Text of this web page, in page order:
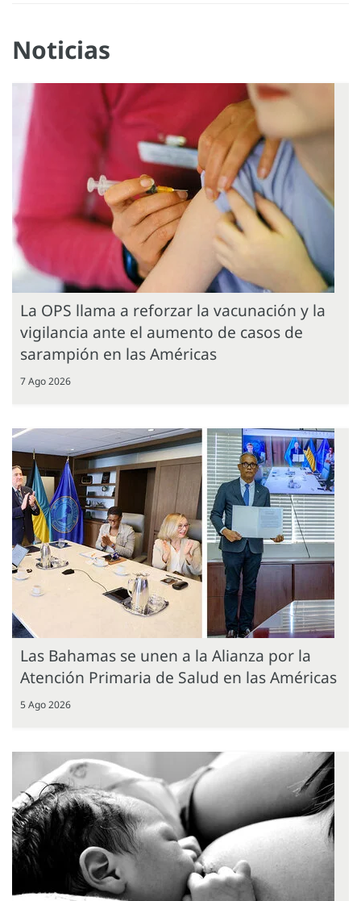
Noticias
La OPS llama a reforzar la vacunación y la
vigilancia ante el aumento de casos de
sarampión en las Américas
7 Ago 2026
Las Bahamas se unen a la Alianza por la
Atención Primaria de Salud en las Américas
5 Ago 2026